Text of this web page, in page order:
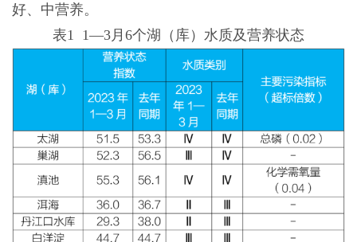
好、中营养。
表1 1—3月6个湖（库）水质及营养状态